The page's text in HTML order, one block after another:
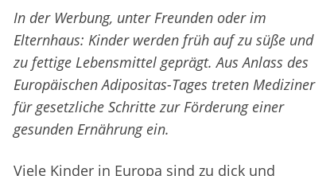
In der Werbung, unter Freunden oder im
Elternhaus: Kinder werden früh auf zu süße und
zu fettige Lebensmittel geprägt. Aus Anlass des
Europäischen Adipositas-Tages treten Mediziner
für gesetzliche Schritte zur Förderung einer
gesunden Ernährung ein.
Viele Kinder in Europa sind zu dick und